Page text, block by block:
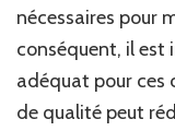
nécessaires pour
conséquent, il
adéquat pour ces
de qualité peut